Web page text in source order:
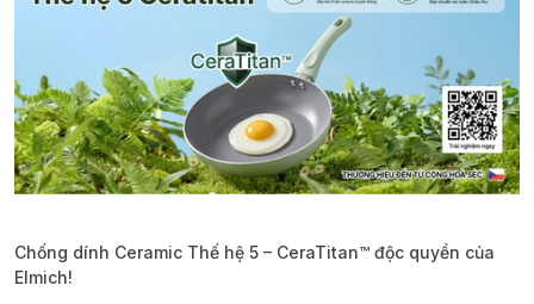
Chống dính Ceramic Thế hệ 5 – CeraTitan™ độc quyền của
Elmich!